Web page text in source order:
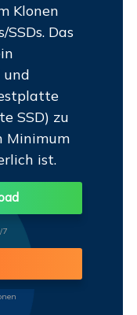
Klonen
Das
und
SSD) zu
Minimum
ist.
7